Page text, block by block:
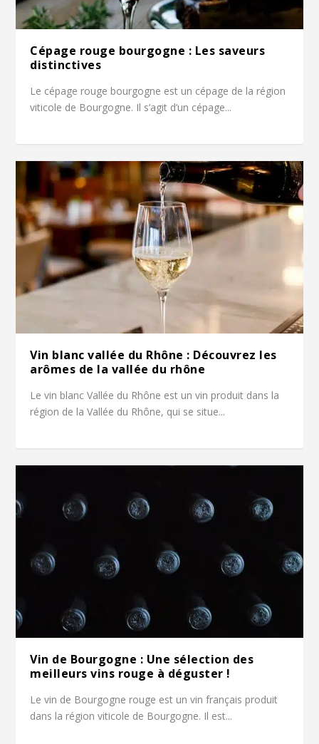
Cépage rouge bourgogne : Les saveurs
distinctives
Le cépage rouge bourgogne est un cépage de la région
viticole de Bourgogne. Il s’agit d’un cépage...
Vin blanc vallée du Rhône : Découvrez les
arômes de la vallée du rhône
Le vin blanc Vallée du Rhône est un vin produit dans la
région de la Vallée du Rhône, qui se situe...
Vin de Bourgogne : Une sélection des
meilleurs vins rouge à déguster !
Le vin de Bourgogne rouge est un vin français produit
dans la région viticole de Bourgogne. Il est...